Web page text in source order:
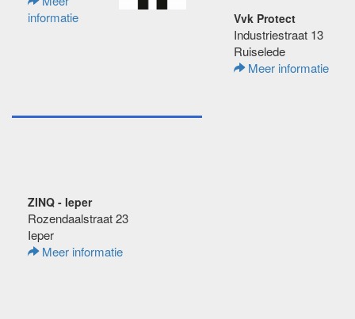
informatie
Vvk Protect
Industriestraat 13
Ruiselede
Meer informatie
ZINQ - Ieper
Rozendaalstraat 23
Ieper
Meer informatie